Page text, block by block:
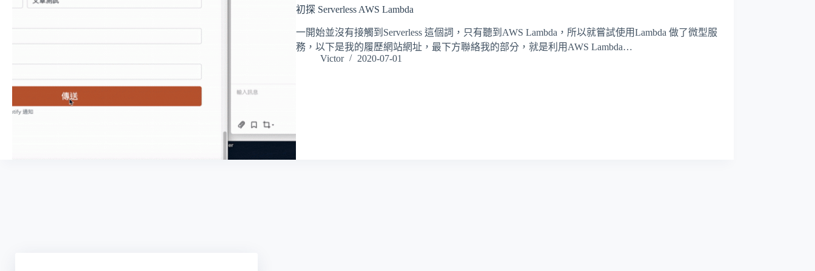
初探 Serverless AWS Lambda
一開始並沒有接觸到Serverless 這個詞，只有聽到AWS Lambda，所以就嘗試使用Lambda 做了微型服
務，以下是我的履歷網站網址，最下方聯絡我的部分，就是利用AWS Lambda…
Victor
2020-07-01